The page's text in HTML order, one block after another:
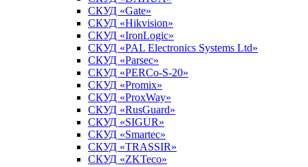
СКУД «Gate»
СКУД «Hikvision»
СКУД «IronLogic»
СКУД «PAL Electronics Systems Ltd»
СКУД «Parsec»
СКУД «PERCo-S-20»
СКУД «Promix»
СКУД «ProxWay»
СКУД «RusGuard»
СКУД «SIGUR»
СКУД «Smartec»
СКУД «TRASSIR»
СКУД «ZKTeco»